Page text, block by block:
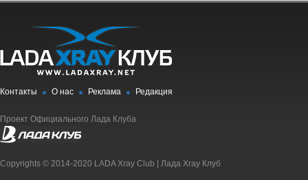
Контакты О нас Реклама Редакция
Проект Официального Лада Клуба
Copyrights © 2014-2020 LADA Xray Club | Лада Xray Клуб